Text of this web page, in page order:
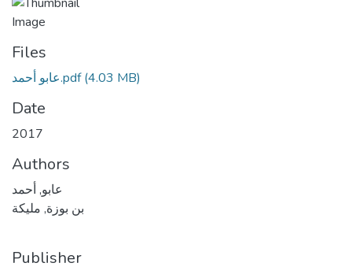
Files
عابو أحمد.pdf(4.03 MB)
Date
2017
Authors
عابو, أحمد
بن بوزة, مليكة
Publisher